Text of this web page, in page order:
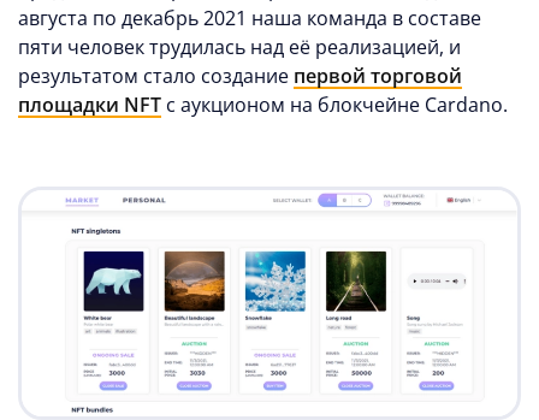
августа по декабрь 2021 наша команда в составе
пяти человек трудилась над её реализацией, и
результатом стало создание первой торговой
площадки NFT с аукционом на блокчейне Cardano.